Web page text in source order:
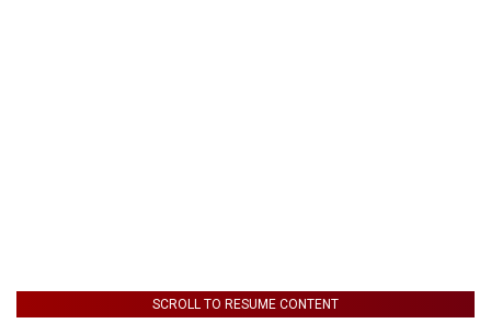
SCROLL TO RESUME CONTENT